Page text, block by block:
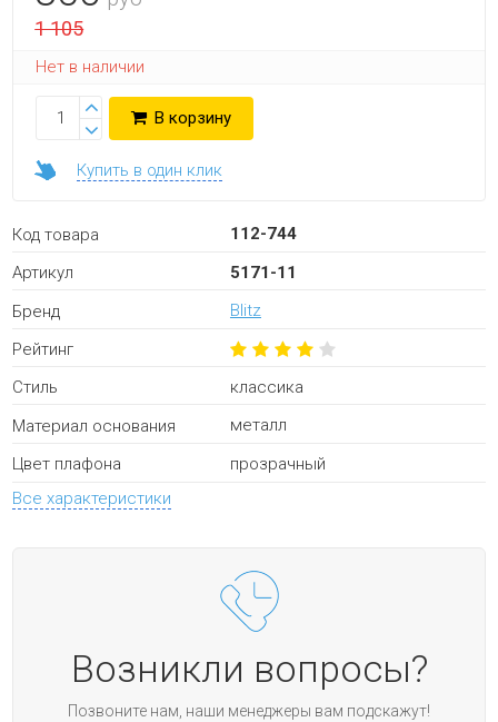
1 105
Нет в наличии
В корзину
Купить в один клик
Код товара
112-744
Артикул
5171-11
Бренд
Blitz
Рейтинг
Стиль
классика
Материал основания
металл
Цвет плафона
прозрачный
Все характеристики
Возникли вопросы?
Позвоните нам, наши менеджеры вам подскажут!